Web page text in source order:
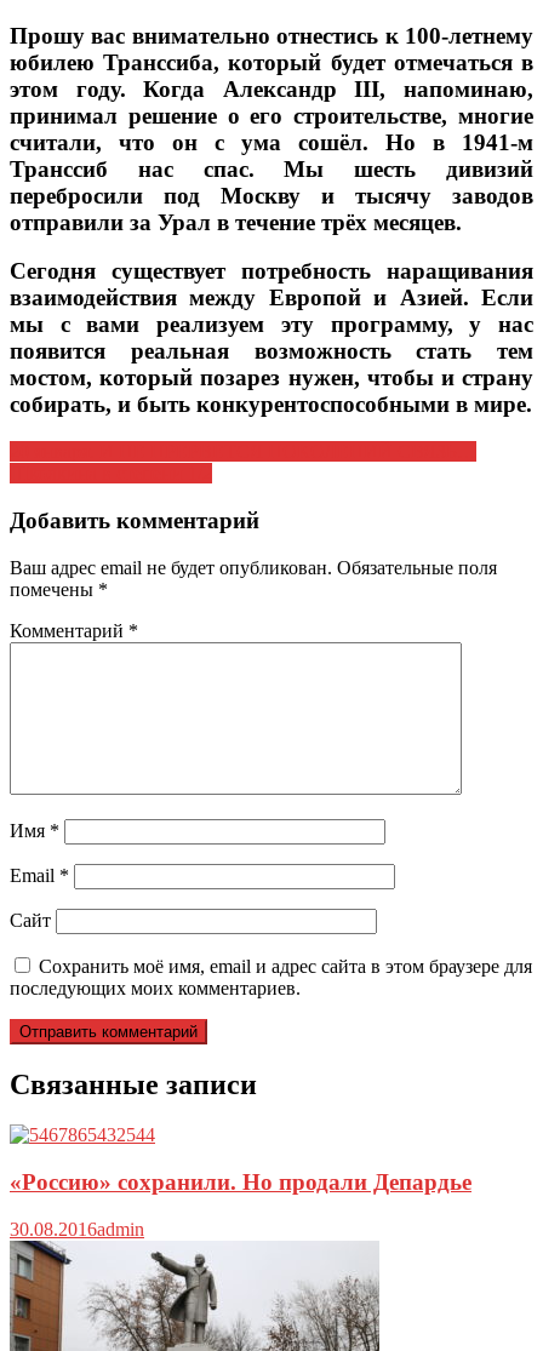
Прошу вас внимательно отнестись к 100-летнему
юбилею Транссиба, который будет отмечаться в
этом году. Когда Александр III, напоминаю,
принимал решение о его строительстве, многие
считали, что он с ума сошёл. Но в 1941-м
Транссиб нас спас. Мы шесть дивизий
перебросили под Москву и тысячу заводов
отправили за Урал в течение трёх месяцев.
Сегодня существует потребность наращивания
взаимодействия между Европой и Азией. Если
мы с вами реализуем эту программу, у нас
появится реальная возможность стать тем
мостом, который позарез нужен, чтобы и страну
собирать, и быть конкурентоспособными в мире.
Навигация
по
записям
Добавить комментарий
Ваш адрес email не будет опубликован. Обязательные поля
помечены *
Комментарий *
Имя *
Email *
Сайт
Сохранить моё имя, email и адрес сайта в этом браузере для
последующих моих комментариев.
Связанные записи
«Россию» сохранили. Но продали Депардье
30.08.2016admin